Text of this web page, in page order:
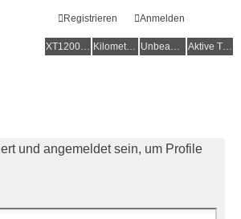
Anmelden
Registrieren
XT1200Z-Wiki Kilometerstatistik Unbeantwortete Themen Aktive Themen
XT1200Z Super Ténéré
und angemeldet sein, um Profile